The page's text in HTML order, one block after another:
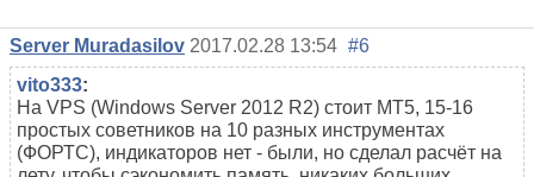
Server Muradasilov 2017.02.28 13:54 #6
vito333:
На VPS (Windows Server 2012 R2) стоит МТ5, 15-16
простых советников на 10 разных инструментах
(ФОРТС), индикаторов нет - были, но сделал расчёт на